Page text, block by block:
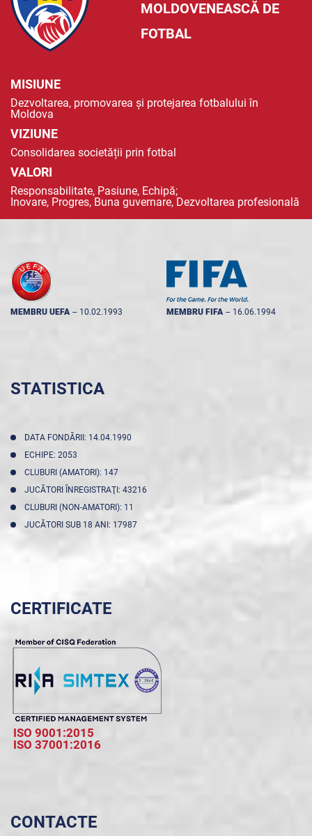
MOLDOVENEASCĂ DE
FOTBAL
MISIUNE
Dezvoltarea, promovarea și protejarea fotbalului în
Moldova
VIZIUNE
Consolidarea societății prin fotbal
VALORI
Responsabilitate, Pasiune, Echipă;
Inovare, Progres, Buna guvernare, Dezvoltarea profesională
MEMBRU UEFA -- 10.02.1993 MEMBRU FIFA -- 16.06.1994
STATISTICA
DATA FONDĂRII: 14.04.1990
ECHIPE: 2053
CLUBURI (AMATORI): 147
JUCĂTORI ÎNREGISTRAŢI: 43216
CLUBURI (NON-AMATORI): 11
JUCĂTORI SUB 18 ANI: 17987
CERTIFICATE
ISO 9001:2015
ISO 37001:2016
CONTACTE